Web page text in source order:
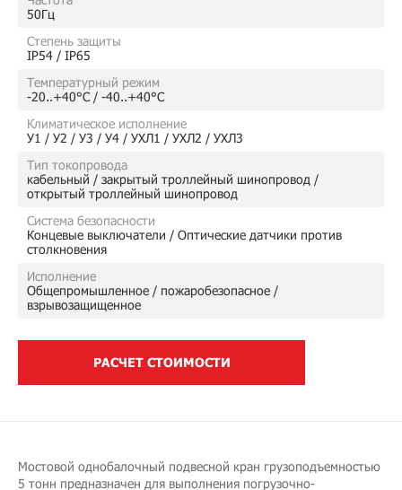
50Гц
Степень защиты
IP54 / IP65
Температурный режим
-20..+40°C / -40..+40°C
Климатическое исполнение
У1 / У2 / У3 / У4 / УХЛ1 / УХЛ2 / УХЛ3
Тип токопровода
кабельный / закрытый троллейный шинопровод /
открытый троллейный шинопровод
Система безопасности
Концевые выключатели / Оптические датчики против
столкновения
Исполнение
Общепромышленное / пожаробезопасное /
взрывозащищенное
РАСЧЕТ СТОИМОСТИ
Мостовой однобалочный подвесной кран грузоподъемностью
5 тонн предназначен для выполнения погрузочно-